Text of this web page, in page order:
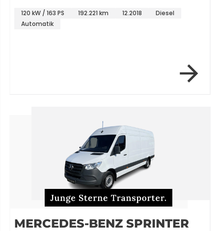
120 kW / 163 PS 192.221 km 12.2018
Diesel
Automatik
MERCEDES-BENZ SPRINTER